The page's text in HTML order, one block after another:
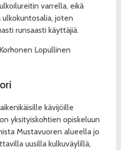
varrella, eikä
joten
runsaasti käyttäjiä.
Lopullinen
kävijöille
yksityiskohtien opiskeluun
Mustavuoren alueella jo
uusilla kulkuväylillä,